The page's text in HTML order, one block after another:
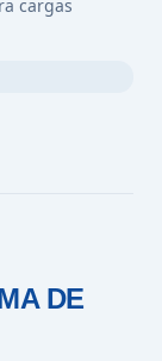
cargas
DE